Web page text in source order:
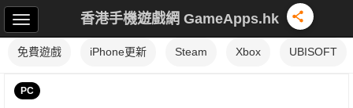
香港手機遊戲網 GameApps.hk
免費遊戲 iPhone更新 Steam Xbox UBISOFT
PC